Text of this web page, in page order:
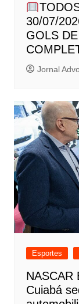
30/07/
GOLS
Jornal
Esportes
NASCAR
Cuiabá